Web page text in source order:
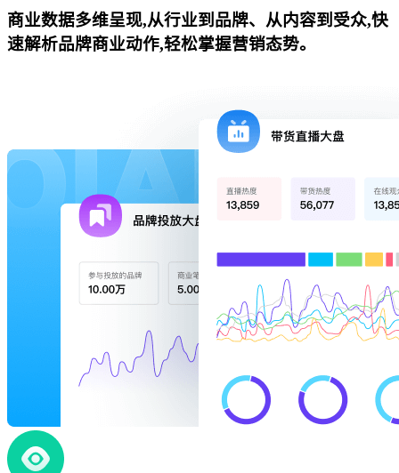
商业数据多维呈现,从行业到品牌、从内容到受众,快
速解析品牌商业动作,轻松掌握营销态势。